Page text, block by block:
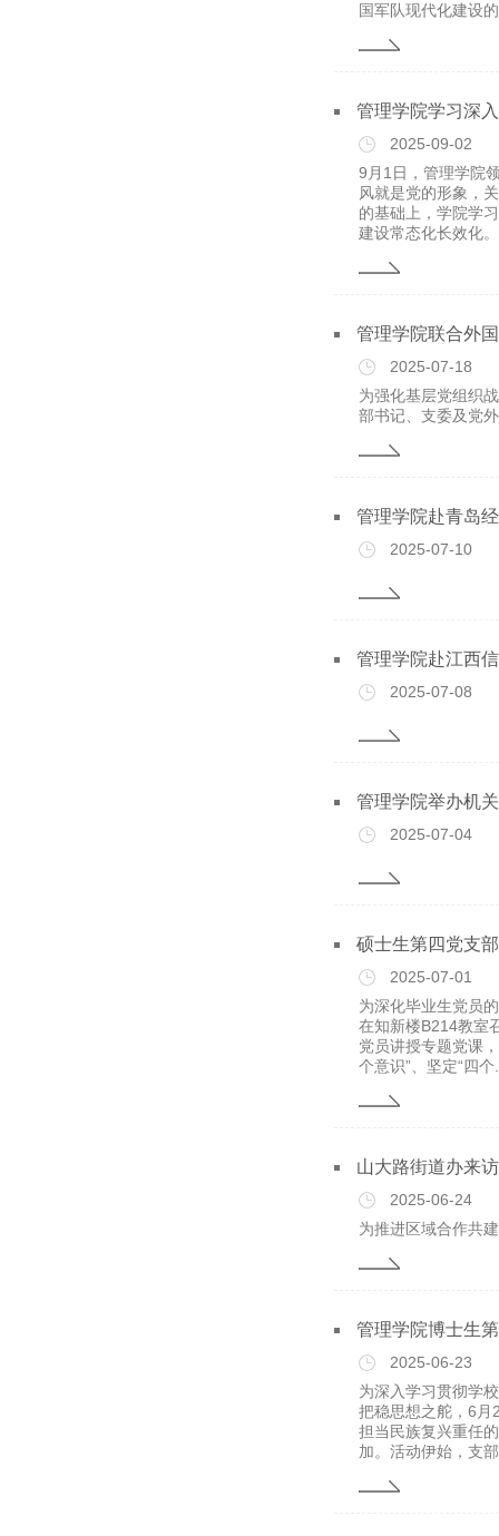
国军队现代化建设
管理学院学习深
2025-09-02
9月1日，管理学院
风就是党的形象，
的基础上，学院学
建设常态化长效化
管理学院联合外
2025-07-18
为强化基层党组织
部书记、支委及党
管理学院赴青岛
2025-07-10
管理学院赴江西
2025-07-08
管理学院举办机
2025-07-04
硕士生第四党支
2025-07-01
为深化毕业生党员
在知新楼B214教室
党员讲授专题党课
个意识”、坚定“四个
山大路街道办来
2025-06-24
为推进区域合作共
管理学院博士生
2025-06-23
为深入学习贯彻学
把稳思想之舵，6
担当民族复兴重任
加。活动伊始，支